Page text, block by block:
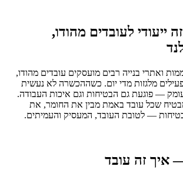
ייעודי לעובדים מהודו,
ואתרי בנייה רבים מועסקים עובדים מהודו,
מלגזות מדי יום. כשההכשרה לא נעשית
— פוגעת גם הבטיחות וגם איכות העבודה.
מבטיח שכל עובד באמת מבין את החומר, את
— לטובת העובד, המעסיק והעמיתים.
איך זה עובד